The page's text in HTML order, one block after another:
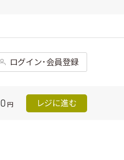
ログイン･会員登録
0 円 レジに進む